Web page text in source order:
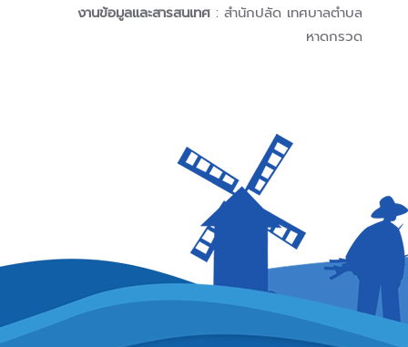
งานข้อมูลและสารสนเทศ : สำนักปลัด เทศบาลตำบล
หาดกรวด